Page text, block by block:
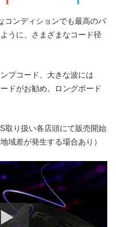
コンディションでも最高のパ
うに、さまざまなコード径
プコード、大きな波には
ドがお勧め。ロングボード
取り扱い各店頭にて販売開始
域差が発生する場合あり）